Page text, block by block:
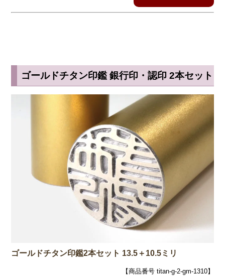
ゴールドチタン印鑑 銀行印・認印 2本セット
ゴールドチタン印鑑2本セット 13.5＋10.5ミリ
【商品番号 titan-g-2-gm-1310】